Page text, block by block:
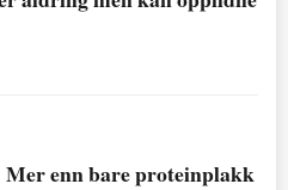
enn bare proteinplakk